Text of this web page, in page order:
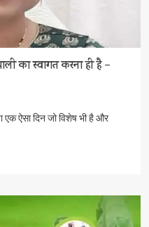
का स्वागत करना ही है –
एक ऐसा दिन जो विशेष भी है और